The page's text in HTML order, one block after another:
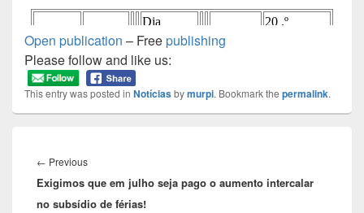
Open publication – Freepublishing
Please follow and like us:
This entry was posted in Notíciasbymurpi. Bookmark the permalink.
de
artigos
← PreviousPrevious
post:
Exigimos que em julho seja pago o aumento intercalar
no subsídio de férias!